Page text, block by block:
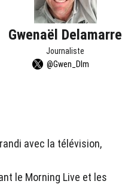
Gwenaël Delamarre
Journaliste
@Gwen_Dlm
avec la télévision,
le Morning Live et les